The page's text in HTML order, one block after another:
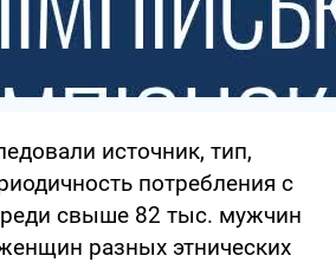
источник, тип,
потребления с
свыше 82 тыс. мужчин
разных этнических